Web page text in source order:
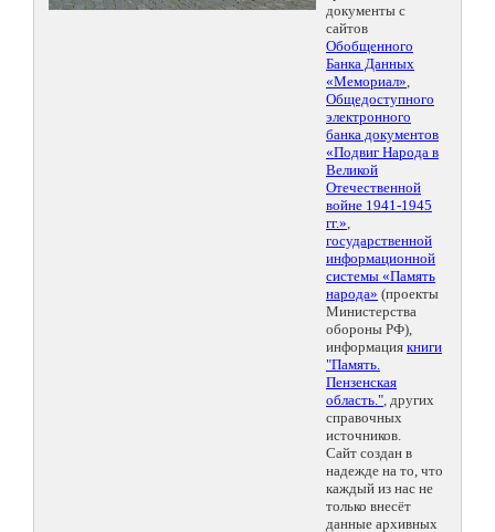
документы с
сайтов
Обобщенного
Банка Данных
«Мемориал»,
Общедоступного
электронного
банка документов
«Подвиг Народа в
Великой
Отечественной
войне 1941-1945
гг.»,
государственной
информационной
системы «Память
народа» (проекты
Министерства
обороны РФ),
информация книги
"Память.
Пензенская
область.", других
справочных
источников.
Сайт создан в
надежде на то, что
каждый из нас не
только внесёт
данные архивных